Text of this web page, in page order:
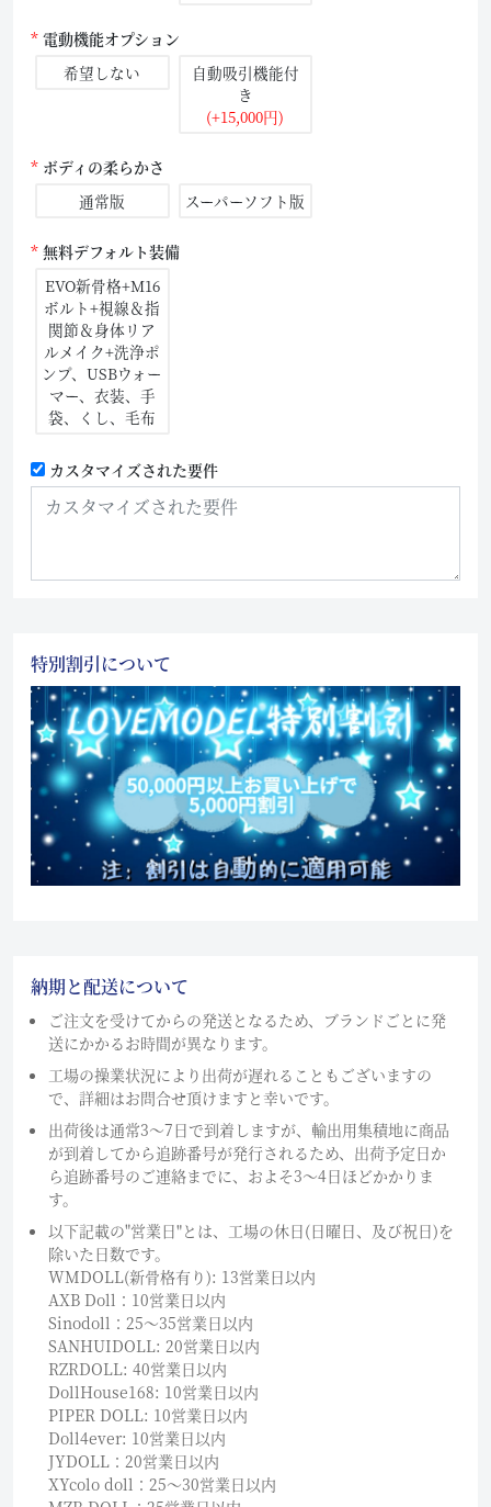
電動機能オプション
希望しない
自動吸引機能付
き
(+15,000円)
ボディの柔らかさ
通常版
スーパーソフト版
無料デフォルト装備
EVO新骨格+M16
ボルト+視線＆指
関節＆身体リア
ルメイク+洗浄ポ
ンプ、USBウォー
マー、衣装、手
袋、くし、毛布
カスタマイズされた要件
特別割引について
納期と配送について
ご注文を受けてからの発送となるため、ブランドごとに発
送にかかるお時間が異なります。
工場の操業状況により出荷が遅れることもございますの
で、詳細はお問合せ頂けますと幸いです。
出荷後は通常3～7日で到着しますが、輸出用集積地に商品
が到着してから追跡番号が発行されるため、出荷予定日か
ら追跡番号のご連絡までに、およそ3〜4日ほどかかりま
す。
以下記載の"営業日"とは、工場の休日(日曜日、及び祝日)を
除いた日数です。
WMDOLL(新骨格有り): 13営業日以内
AXB Doll：10営業日以内
Sinodoll：25〜35営業日以内
SANHUIDOLL: 20営業日以内
RZRDOLL: 40営業日以内
DollHouse168: 10営業日以内
PIPER DOLL: 10営業日以内
Doll4ever: 10営業日以内
JYDOLL：20営業日以内
XYcolo doll：25〜30営業日以内